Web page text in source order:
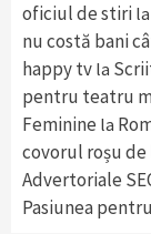
oficiul de stiri la
nu costă bani
happy tv la
pentru teatru
Feminine la
covorul roșu de
Advertoriale
Pasiunea